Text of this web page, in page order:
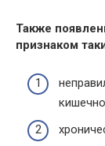
Также
признаком